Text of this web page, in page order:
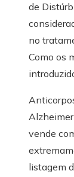
de
no
Como os
vende
listagem